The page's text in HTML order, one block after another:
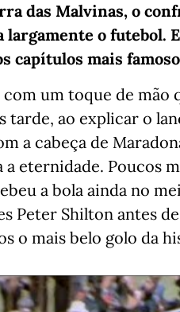
das Malvinas, o
largamente o futebol.
capítulos mais
um toque de mão
tarde, ao explicar o
a cabeça de
a eternidade. Poucos
a bola ainda no
Peter Shilton antes
o mais belo golo da